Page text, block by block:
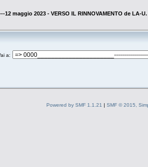
12 maggio 2023 - VERSO IL RINNOVAMENTO de LA-U.
a:
Powered by SMF 1.1.21 | SMF © 2015,